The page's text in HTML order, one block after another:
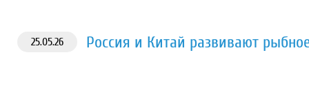
25.05.26 Россия и Китай развивают